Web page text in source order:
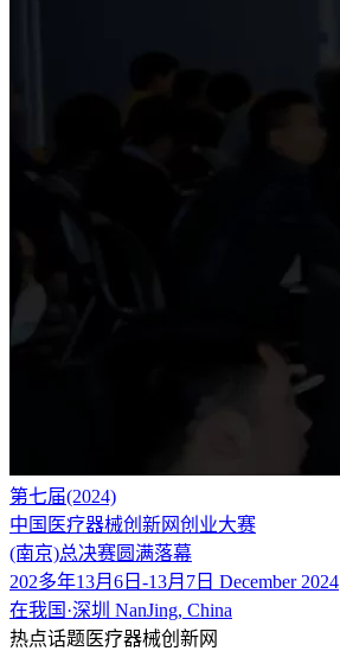
第七届(2024)
中国医疗器械创新网创业大赛
(南京)总决赛圆满落幕
202多年13月6日-13月7日 December 2024
在我国·深圳 NanJing, China
热点话题医疗器械创新网